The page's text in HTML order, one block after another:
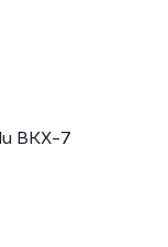
BKX-7